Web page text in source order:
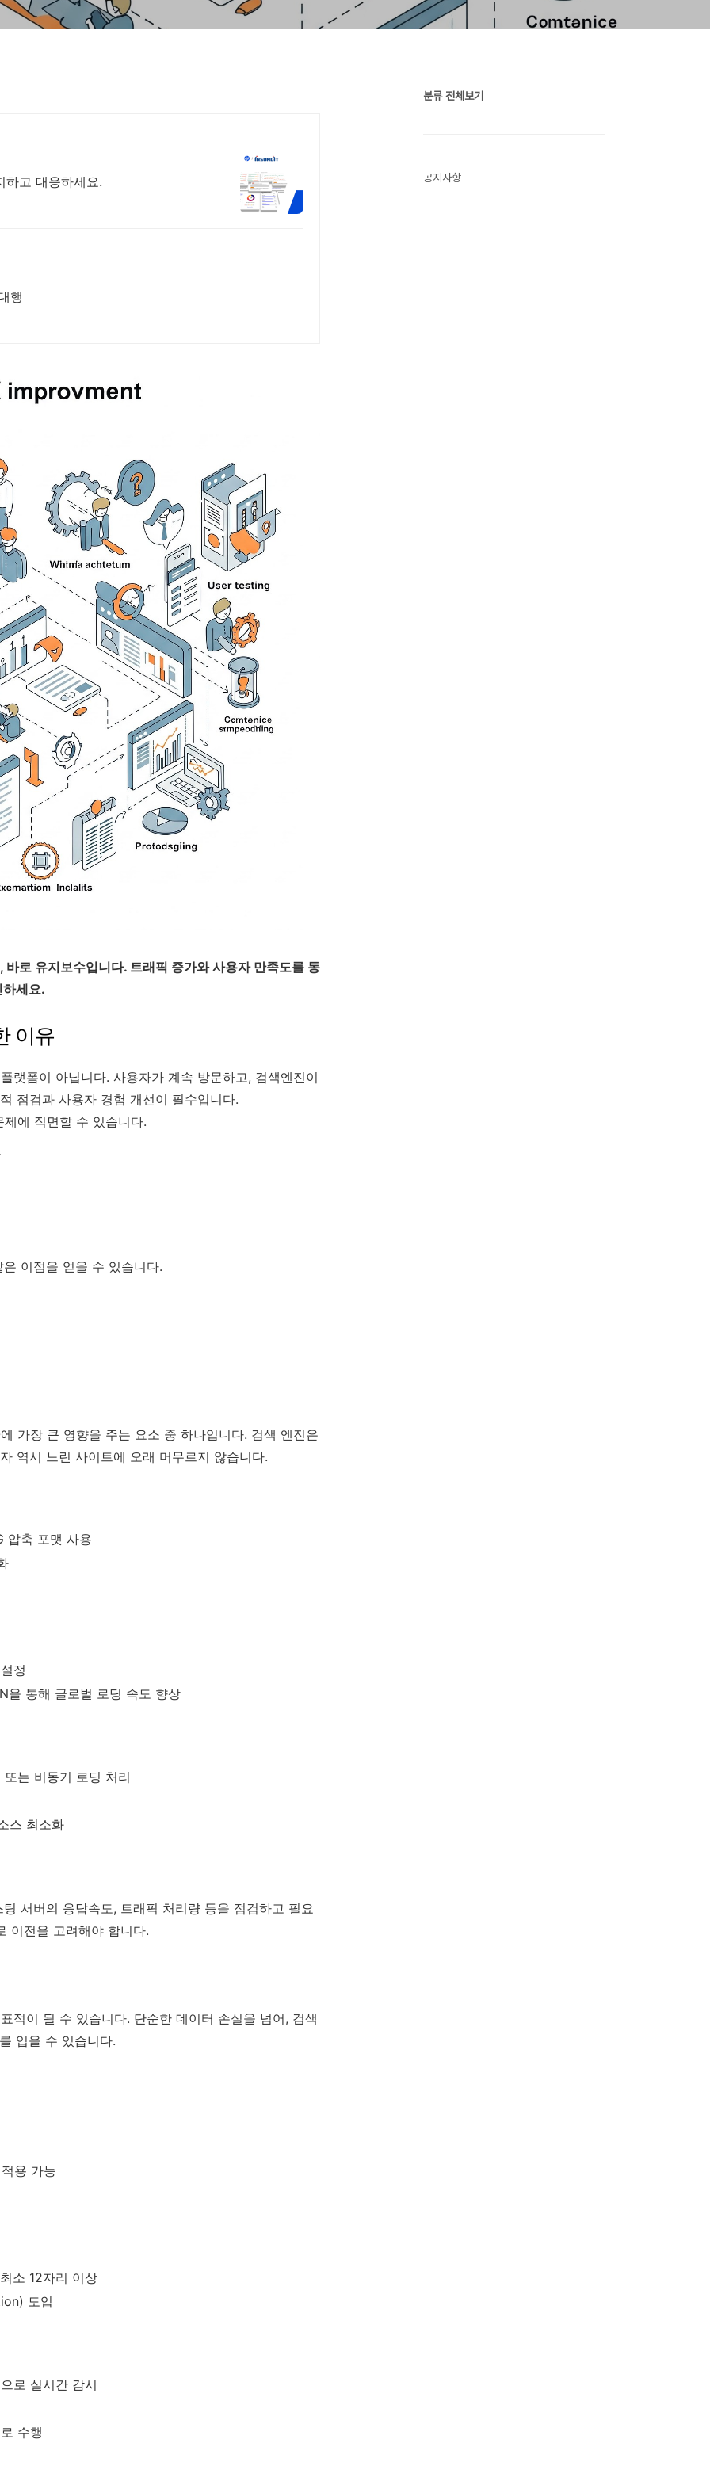
하고 대응하세요.
행
로 유지보수입니다. 트래픽 증가와 사용자 만족도를 동
세요.
이유
랫폼이 아닙니다. 사용자가 계속 방문하고, 검색엔진이
점검과 사용자 경험 개선이 필수입니다.
에 직면할 수 있습니다.
이점을 얻을 수 있습니다.
가장 큰 영향을 주는 요소 중 하나입니다. 검색 엔진은
역시 느린 사이트에 오래 머무르지 않습니다.
압축 포맷 사용
정
통해 글로벌 로딩 속도 향상
는 비동기 로딩 처리
스 최소화
서버의 응답속도, 트래픽 처리량 등을 점검하고 필요
이전을 고려해야 합니다.
적이 될 수 있습니다. 단순한 데이터 손실을 넘어, 검색
입을 수 있습니다.
용 가능
소 12자리 이상
도입
로 실시간 감시
수행
분류 전체보기
공지사항